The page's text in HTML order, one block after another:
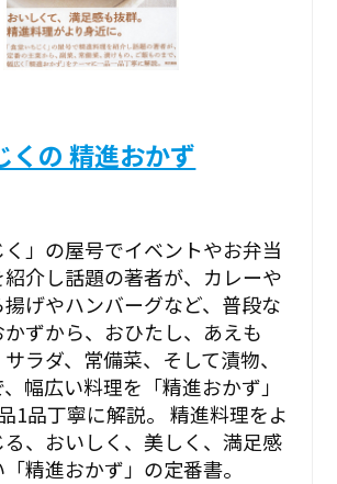
くの 精進おかず
く」の屋号でイベントやお弁当
介し話題の著者が、カレーや
げやハンバーグなど、普段な
かずから、おひたし、あえも
ラダ、常備菜、そして漬物、
幅広い料理を「精進おかず」
1品丁寧に解説。 精進料理をよ
る、おいしく、美しく、満足感
精進おかず」の定番書。